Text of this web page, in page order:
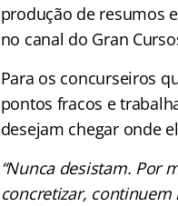
produção de resumos
no canal do Gran
Para os concurseiros
pontos fracos e
desejam chegar onde
“Nunca desistam. Por
concretizar,